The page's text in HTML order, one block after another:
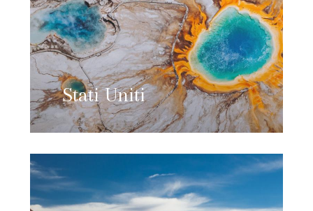
Stati Uniti